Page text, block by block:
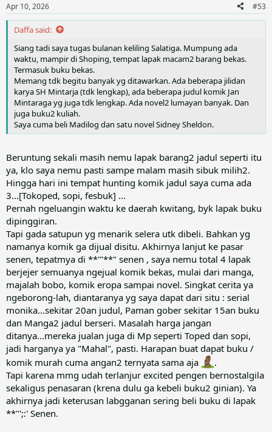
s
:
Apr 10, 2026 #53
Daffa said:
Siang tadi saya tugas bulanan keliling Salatiga. Mumpung ada
waktu, mampir di Shoping, tempat lapak macam2 barang bekas.
Termasuk buku bekas.
Memang tdk begitu banyak yg ditawarkan. Ada beberapa jilidan
karya SH Mintarja (tdk lengkap), ada beberapa judul komik Jan
Mintaraga yg juga tdk lengkap. Ada novel2 lumayan banyak. Dan
juga buku2 kuliah.
Saya cuma beli Madilog dan satu novel Sidney Sheldon.
Beruntung sekali masih nemu lapak barang2 jadul seperti itu
ya, klo saya nemu pasti sampe malam masih sibuk milih2.
Hingga hari ini tempat hunting komik jadul saya cuma ada
3...[Tokoped, sopi, fesbuk] ...
Pernah ngeluangin waktu ke daerah kwitang, byk lapak buku
dipinggiran.
Tapi gada satupun yg menarik selera utk dibeli. Bahkan yg
namanya komik ga dijual disitu. Akhirnya lanjut ke pasar
senen, tepatmya di **'"**" senen , saya nemu total 4 lapak
berjejer semuanya ngejual komik bekas, mulai dari manga,
majalah bobo, komik eropa sampai novel. Singkat cerita ya
ngeborong-lah, diantaranya yg saya dapat dari situ : serial
monika...sekitar 20an judul, Paman gober sekitar 15an buku
dan Manga2 jadul berseri. Masalah harga jangan
ditanya...mereka jualan juga di Mp seperti Toped dan sopi,
jadi harganya ya "Mahal", pasti. Harapan buat dapat buku /
komik murah cuma angan2 ternyata sama aja
.
Tapi karena mmg udah terlanjur excited pengen bernostalgila
sekaligus penasaran (krena dulu ga kebeli buku2 ginian). Ya
akhirnya jadi keterusan labgganan sering beli buku di lapak
**''';:' Senen.